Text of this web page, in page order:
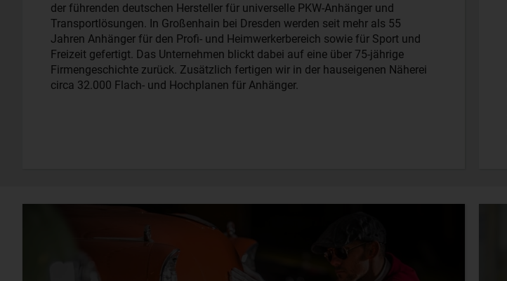
der führenden deutschen Hersteller für universelle PKW-Anhänger und
Transportlösungen. In Großenhain bei Dresden werden seit mehr als 55
Jahren Anhänger für den Profi- und Heimwerkerbereich sowie für Sport und
Freizeit gefertigt. Das Unternehmen blickt dabei auf eine über 75-jährige
Firmengeschichte zurück. Zusätzlich fertigen wir in der hauseigenen Näherei
circa 32.000 Flach- und Hochplanen für Anhänger.